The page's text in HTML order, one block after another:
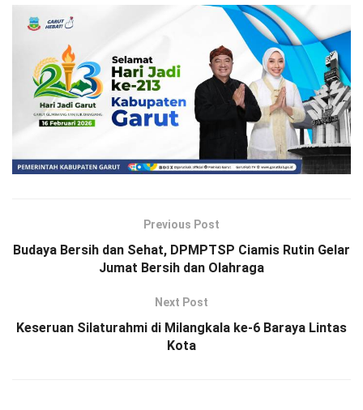
Previous Post
Budaya Bersih dan Sehat, DPMPTSP Ciamis Rutin Gelar
Jumat Bersih dan Olahraga
Next Post
Keseruan Silaturahmi di Milangkala ke-6 Baraya Lintas
Kota